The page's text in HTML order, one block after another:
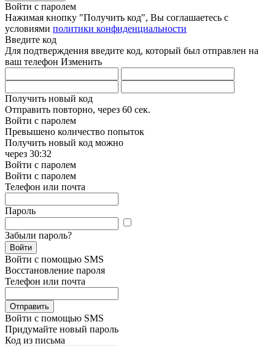
Войти с паролем
Нажимая кнопку "Получить код", Вы соглашаетесь с
условиями политики конфиденциальности
Введите код
Для подтверждения введите код, который был отправлен на
ваш телефон Изменить
Получить новый код
Отправить повторно, через 60 сек.
Войти с паролем
Превышено количество попыток
Получить новый код можно
через 30:32
Войти с паролем
Войти с паролем
Телефон или почта
Пароль
Забыли пароль?
Войти
Войти с помощью SMS
Восстановление пароля
Телефон или почта
Отправить
Войти с помощью SMS
Придумайте новый пароль
Код из письма